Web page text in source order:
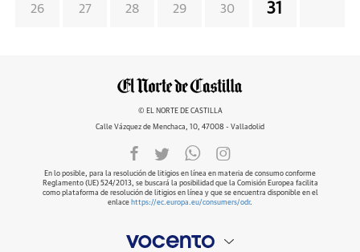
26 27 28 29 30 31
© EL NORTE DE CASTILLA
Calle Vázquez de Menchaca, 10, 47008 - Valladolid
En lo posible, para la resolución de litigios en línea en materia de consumo conforme
Reglamento (UE) 524/2013, se buscará la posibilidad que la Comisión Europea facilita
como plataforma de resolución de litigios en línea y que se encuentra disponible en el
enlace https://ec.europa.eu/consumers/odr.